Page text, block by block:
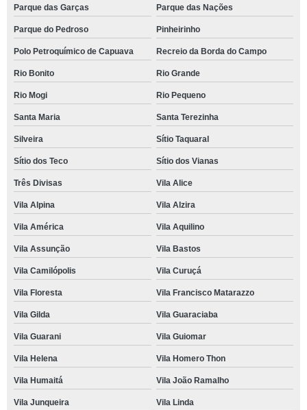
Parque das Garças Parque das Nações
Parque do Pedroso Pinheirinho
Polo Petroquímico de Capuava Recreio da Borda do Campo
Rio Bonito Rio Grande
Rio Mogi Rio Pequeno
Santa Maria Santa Terezinha
Silveira Sítio Taquaral
Sítio dos Teco Sítio dos Vianas
Três Divisas Vila Alice
Vila Alpina Vila Alzira
Vila América Vila Aquilino
Vila Assunção Vila Bastos
Vila Camilópolis Vila Curuçá
Vila Floresta Vila Francisco Matarazzo
Vila Gilda Vila Guaraciaba
Vila Guarani Vila Guiomar
Vila Helena Vila Homero Thon
Vila Humaitá Vila João Ramalho
Vila Junqueira Vila Linda